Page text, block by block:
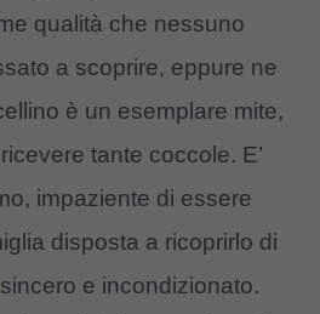
qualità che nessuno
a scoprire, eppure ne
è un esemplare mite,
tante coccole. E’
impaziente di essere
disposta a ricoprirlo di
sincero e incondizionato.